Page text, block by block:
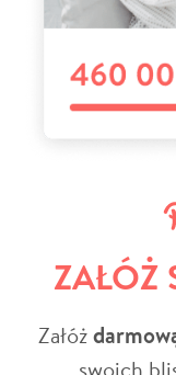
ZAŁÓŻ
Załóż
swoich